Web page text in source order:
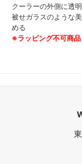
クーラーの外側に透
被せガラスのような
める
※ラッピング不可商品